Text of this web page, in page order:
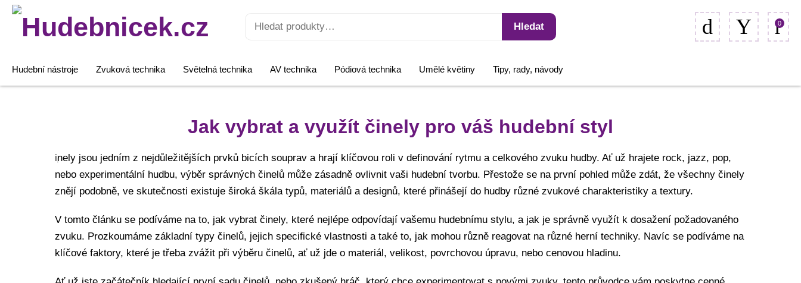
Hledat:
Hledat 0
Hudební nástroje Zvuková technika Světelná technika AV technika Pódiová technika Umělé květiny Tipy, rady, návody
Jak vybrat a využít činely pro váš hudební styl
inely jsou jedním z nejdůležitějších prvků bicích souprav a hrají klíčovou roli v definování rytmu a celkového zvuku hudby. Ať už hrajete rock, jazz, pop,
nebo experimentální hudbu, výběr správných činelů může zásadně ovlivnit vaši hudební tvorbu. Přestože se na první pohled může zdát, že všechny činely
znějí podobně, ve skutečnosti existuje široká škála typů, materiálů a designů, které přinášejí do hudby různé zvukové charakteristiky a textury.
V tomto článku se podíváme na to, jak vybrat činely, které nejlépe odpovídají vašemu hudebnímu stylu, a jak je správně využít k dosažení požadovaného
zvuku. Prozkoumáme základní typy činelů, jejich specifické vlastnosti a také to, jak mohou různě reagovat na různé herní techniky. Navíc se podíváme na
klíčové faktory, které je třeba zvážit při výběru činelů, ať už jde o materiál, velikost, povrchovou úpravu, nebo cenovou hladinu.